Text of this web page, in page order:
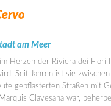
am Meer
Herzen der Riviera dei
Seit Jahren ist sie
gepflasterten Straßen mit
Clavesana war,